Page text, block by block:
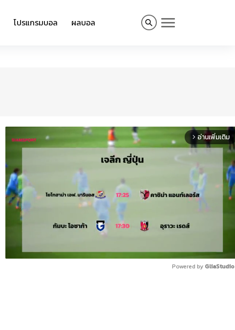
โปรแกรมบอล ผลบอล
arrow_forward_ios อ่านเพิ่มเติม
Powered by